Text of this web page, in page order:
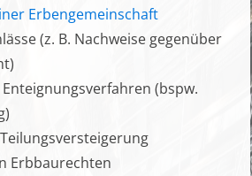
Erbengemeinschaft
(z. B. Nachweise gegenüber
(bspw.
Erbbaurechten